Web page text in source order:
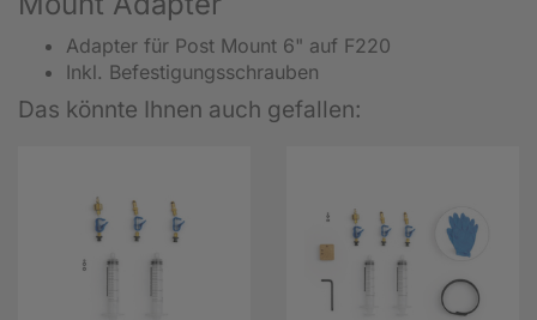
Adapter für Post Mount 6" auf F220
Inkl. Befestigungsschrauben
Das könnte Ihnen auch gefallen: